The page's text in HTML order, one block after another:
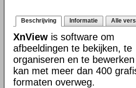
Beschrijving Informatie Alle
XnView is software om
afbeeldingen te bekijken, te
organiseren en te
kan met meer dan 400
formaten overweg.